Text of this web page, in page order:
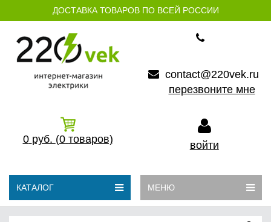
ДОСТАВКА ТОВАРОВ ПО ВСЕЙ РОССИИ
contact@220vek.ru
перезвоните мне
0 руб. (0 товаров) войти
КАТАЛОГ МЕНЮ